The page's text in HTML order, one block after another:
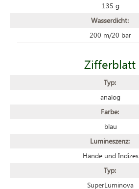
135 g
Wasserdicht:
200 m/20 bar
Zifferblatt
Typ:
analog
Farbe:
blau
Lumineszenz:
Hände und Indizes
Typ:
SuperLuminova